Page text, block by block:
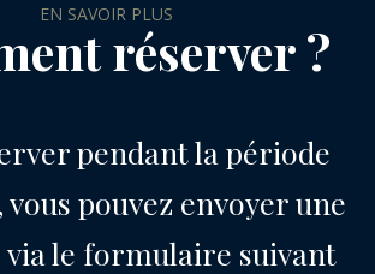
EN SAVOIR PLUS
réserver ?
pendant la période
vous pouvez envoyer une
via le formulaire suivant